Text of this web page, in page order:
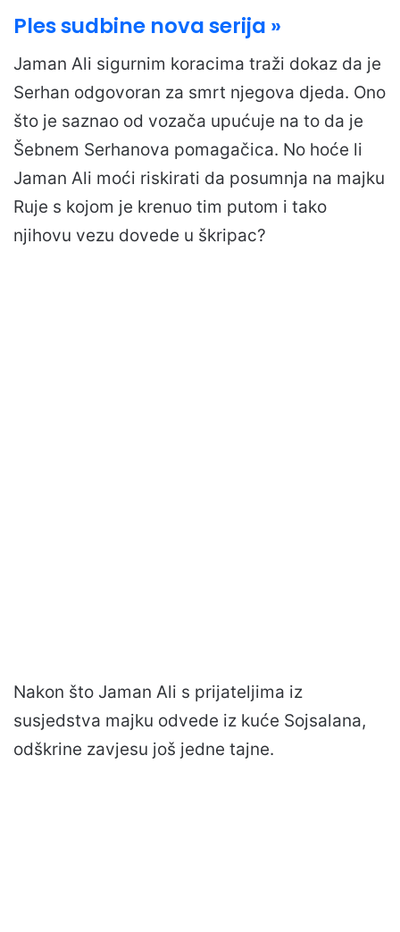
Ples sudbine nova serija »
Jaman Ali sigurnim koracima traži dokaz da je
Serhan odgovoran za smrt njegova djeda. Ono
što je saznao od vozača upućuje na to da je
Šebnem Serhanova pomagačica. No hoće li
Jaman Ali moći riskirati da posumnja na majku
Ruje s kojom je krenuo tim putom i tako
njihovu vezu dovede u škripac?
Nakon što Jaman Ali s prijateljima iz
susjedstva majku odvede iz kuće Sojsalana,
odškrine zavjesu još jedne tajne.